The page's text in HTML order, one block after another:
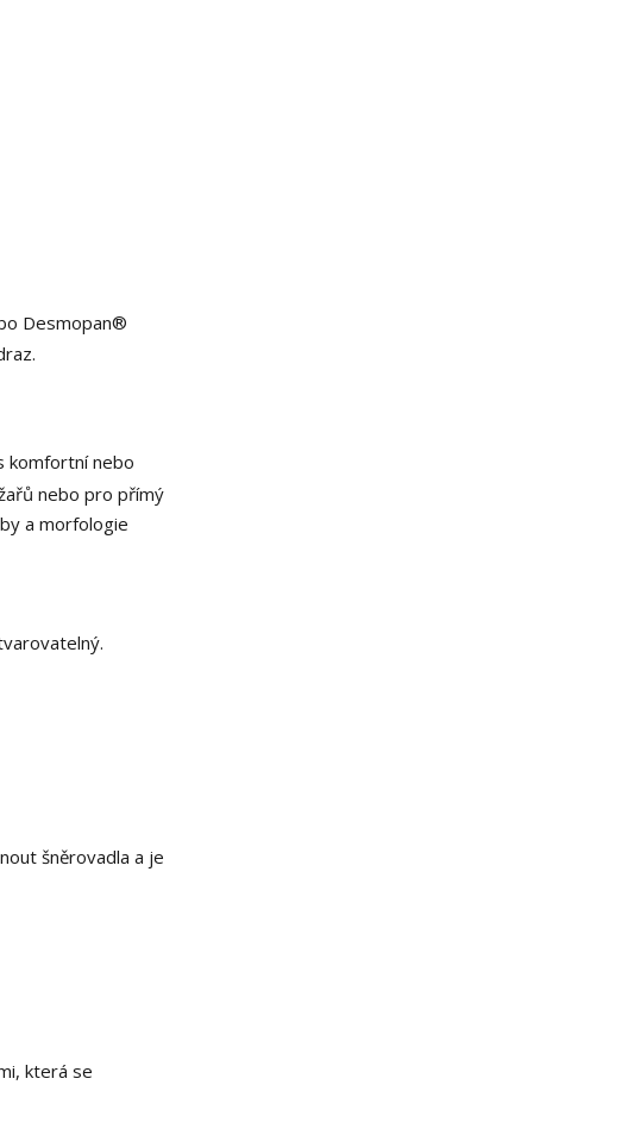
Desmopan®
komfortní nebo
nebo pro přímý
a morfologie
šněrovadla a je
která se